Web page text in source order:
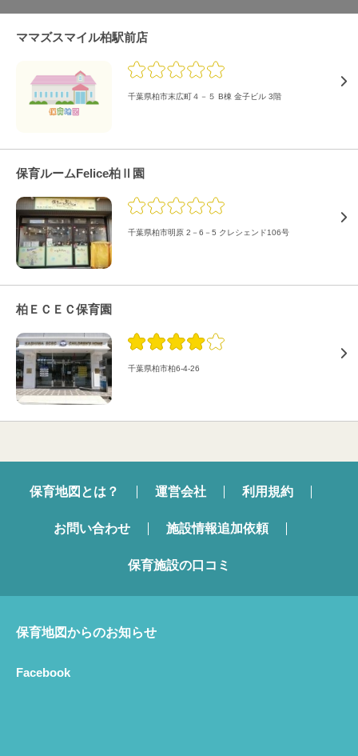
ママズスマイル柏駅前店
千葉県柏市末広町４－５ B棟 金子ビル 3階
保育ルームFelice柏Ⅱ園
千葉県柏市明原 2－6－5 クレシェンド106号
柏ＥＣＥＣ保育園
千葉県柏市柏6-4-26
保育地図とは？ 運営会社 利用規約
お問い合わせ 施設情報追加依頼
保育施設の口コミ
保育地図からのお知らせ
Facebook